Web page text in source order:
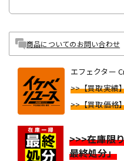
商品についてのお問い合わせ
エフェクター
>>【買取実績
>>【買取価格
>>>在庫限
最終処分」